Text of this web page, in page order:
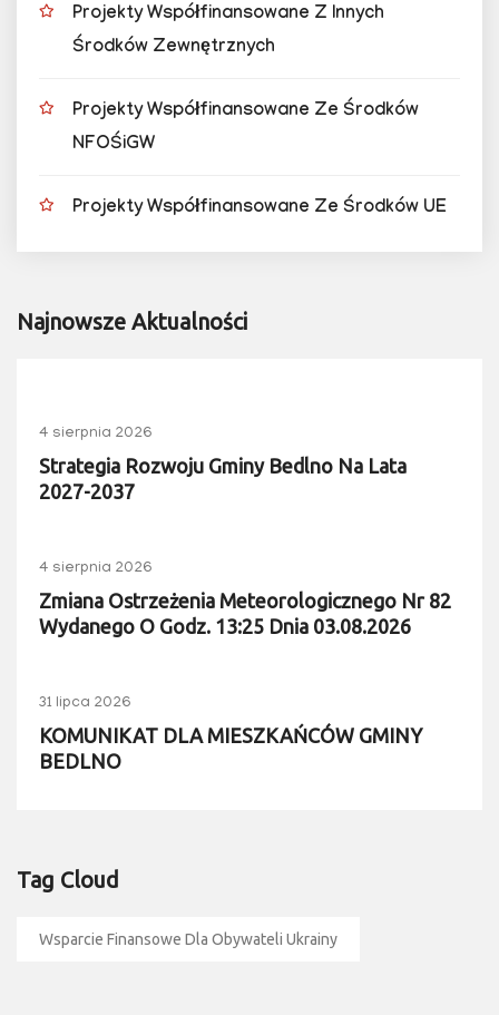
Projekty Współfinansowane Z Innych
Środków Zewnętrznych
Projekty Współfinansowane Ze Środków
NFOŚiGW
Projekty Współfinansowane Ze Środków UE
Najnowsze Aktualności
4 sierpnia 2026
Strategia Rozwoju Gminy Bedlno Na Lata
2027-2037
4 sierpnia 2026
Zmiana Ostrzeżenia Meteorologicznego Nr 82
Wydanego O Godz. 13:25 Dnia 03.08.2026
31 lipca 2026
KOMUNIKAT DLA MIESZKAŃCÓW GMINY
BEDLNO
Tag Cloud
Wsparcie Finansowe Dla Obywateli Ukrainy